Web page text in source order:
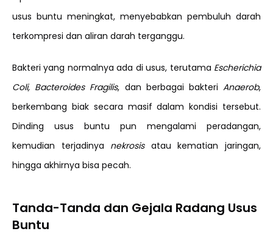
usus buntu meningkat, menyebabkan pembuluh darah
terkompresi dan aliran darah terganggu.
Bakteri yang normalnya ada di usus, terutama Escherichia
Coli, Bacteroides Fragilis, dan berbagai bakteriAnaerob,
berkembang biak secara masif dalam kondisi tersebut.
Dinding usus buntu pun mengalami peradangan,
kemudian terjadinya nekrosisatau kematian jaringan,
hingga akhirnya bisa pecah.
Tanda-Tanda dan Gejala Radang Usus
Buntu